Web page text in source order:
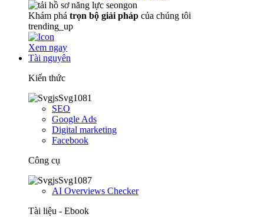
Khám phá trọn bộ giải pháp của chúng tôi
trending_up
Xem ngay
Tài nguyên
Kiến thức
SEO
Google Ads
Digital marketing
Facebook
Công cụ
AI Overviews Checker
Tài liệu - Ebook